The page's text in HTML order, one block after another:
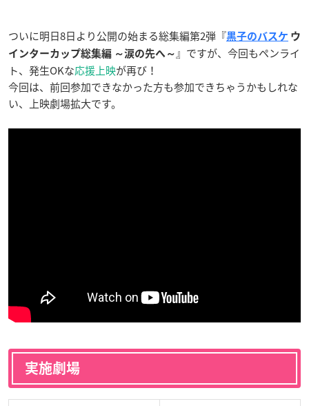
ついに明日8日より公開の始まる総集編第2弾『黒子のバスケ ウ
インターカップ総集編 ～涙の先へ～』ですが、今回もペンライ
ト、発生OKな応援上映が再び！
今回は、前回参加できなかった方も参加できちゃうかもしれな
い、上映劇場拡大です。
実施劇場